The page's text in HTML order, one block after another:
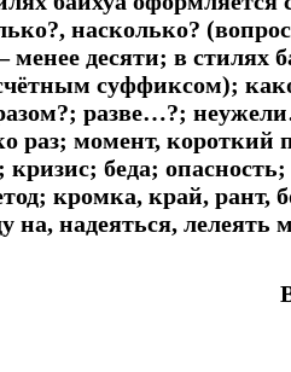
насколько?
менее десяти; в стилях
суффиксом);
разве…?;
раз; момент,
беда;
кромка, край, рант,
на, надеяться,